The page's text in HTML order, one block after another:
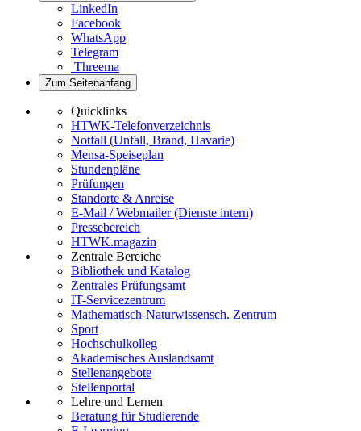
LinkedIn
Facebook
WhatsApp
Telegram
Threema
Zum Seitenanfang
Quicklinks
HTWK-Telefonverzeichnis
Notfall (Unfall, Brand, Havarie)
Mensa-Speiseplan
Stundenpläne
Prüfungen
Standorte & Anreise
E-Mail / Webmailer (Dienste intern)
Pressebereich
HTWK.magazin
Zentrale Bereiche
Bibliothek und Katalog
Zentrales Prüfungsamt
IT-Servicezentrum
Mathematisch-Naturwissensch. Zentrum
Sport
Hochschulkolleg
Akademisches Auslandsamt
Stellenangebote
Stellenportal
Lehre und Lernen
Beratung für Studierende